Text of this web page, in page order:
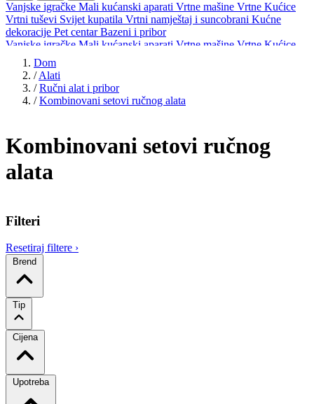
Vanjske igračke Mali kućanski aparati Vrtne mašine Vrtne Kućice
Vrtni tuševi Svijet kupatila Vrtni namještaj i suncobrani Kućne
dekoracije Pet centarBazeni i pribor
Vanjske igračke Mali kućanski aparati Vrtne mašine Vrtne Kućice
Vrtni tuševi
dekoracijePet centar
Dom
/ Alati
/ Ručni alat i pribor
/ Kombinovani setovi ručnog alata
Kombinovani setovi ručnog
alata
Filteri
Resetiraj filtere ›
Brend
Tip
Cijena
Upotreba